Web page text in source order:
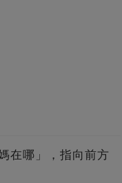
在哪」，指向前方